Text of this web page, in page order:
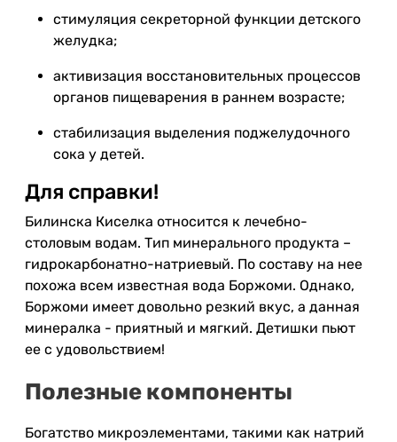
стимуляция секреторной функции детского
желудка;
активизация восстановительных процессов
органов пищеварения в раннем возрасте;
стабилизация выделения поджелудочного
сока у детей.
Для справки!
Билинска Киселка относится к лечебно-
столовым водам. Тип минерального продукта –
гидрокарбонатно-натриевый. По составу на нее
похожа всем известная вода Боржоми. Однако,
Боржоми имеет довольно резкий вкус, а данная
минералка - приятный и мягкий. Детишки пьют
ее с удовольствием!
Полезные компоненты
Богатство микроэлементами, такими как натрий